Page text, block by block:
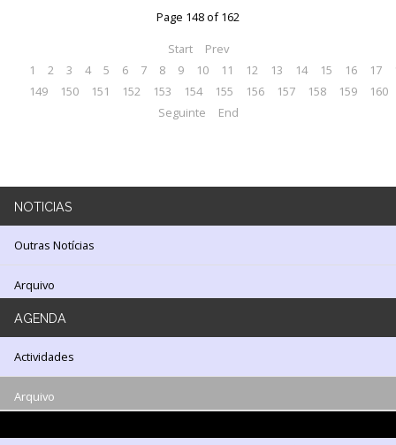
Page 148 of 162
Start
Prev
1
2 3 4 5 6 7 8 9 10 11 12 13 14 15 16 17
149
150 151 152 153 154 155 156 157 158 159
160
Seguinte
End
NOTICIAS
Outras Notícias
Arquivo
AGENDA
Actividades
Arquivo